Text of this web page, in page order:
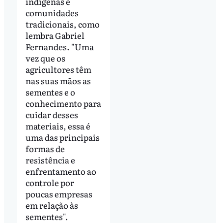
comunidades
tradicionais, como
lembra Gabriel
Fernandes. "Uma
vez que os
agricultores têm
nas suas mãos as
sementes e o
conhecimento para
cuidar desses
materiais, essa é
uma das principais
formas de
resistência e
enfrentamento ao
controle por
poucas empresas
em relação às
sementes".